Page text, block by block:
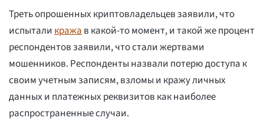
Треть опрошенных криптовладельцев заявили, что
испытали кража в какой-то момент, и такой же процент
респондентов заявили, что стали жертвами
мошенников. Респонденты назвали потерю доступа к
своим учетным записям, взломы и кражу личных
данных и платежных реквизитов как наиболее
распространенные случаи.